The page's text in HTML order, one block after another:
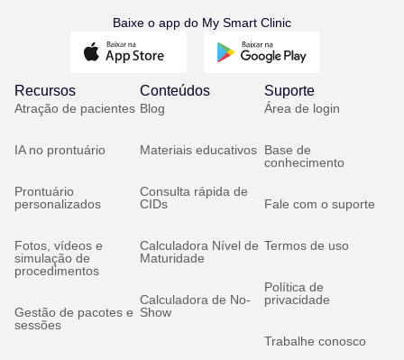
Baixe o app do My Smart Clinic
Recursos
Atração de pacientes
IA no prontuário
Prontuário
personalizados
Fotos, vídeos e
simulação de
procedimentos
Gestão de pacotes e
sessões
Conteúdos
Blog
Materiais educativos
Consulta rápida de
CIDs
Calculadora Nível de
Maturidade
Calculadora de No-
Show
Suporte
Área de login
Base de
conhecimento
Fale com o suporte
Termos de uso
Política de
privacidade
Trabalhe conosco